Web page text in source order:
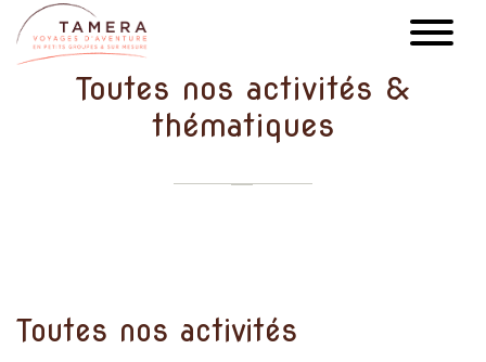
Aller
au
contenu
Toutes nos activités &
thématiques
Toutes nos activités